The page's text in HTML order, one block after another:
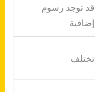
قد توجد رسوم
إضافية
تختلف